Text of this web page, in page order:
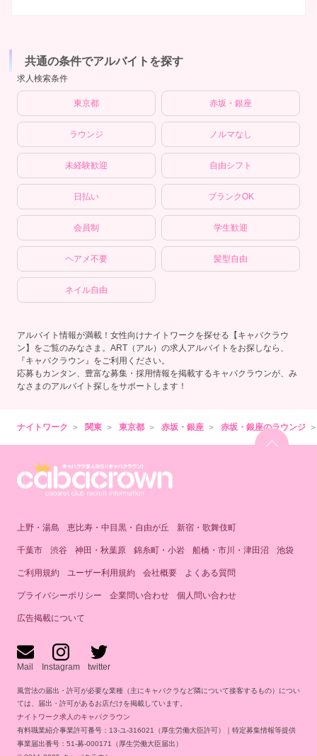
共通の条件でアルバイトを探す
求人検索条件
東京都 赤坂・銀座
ラウンジ ノルマなし
未経験歓迎 自由シフト
日払い ブランクOK
会員制 学生歓迎
ヘアメ不要 髪型自由
ネイル自由
アルバイト情報が満載！女性向けナイトワークを探せる【キャバクラウ
ン】をご覧のみなさま。ART（アル）の求人アルバイトをお探しなら、
『キャバクラウン』をご利用ください。
応募もカンタン、豊富な募集・採用情報を掲載するキャバクラウンが、み
なさまのアルバイト探しをサポートします！
ナイトワーク 関東 東京都 赤坂・銀座 赤坂・銀座のラウンジ
上野・湯島 恵比寿・中目黒・自由が丘 新宿・歌舞伎町
千葉市 渋谷 神田・秋葉原 錦糸町・小岩 船橋・市川・津田沼 池袋
ご利用規約 ユーザー利用規約 会社概要 よくある質問
プライバシーポリシー 企業問い合わせ 個人問い合わせ
広告掲載について
Mail Instagram twitter
風営法の届出・許可が必要な業種（主にキャバクラなど隣について接客するもの）につい
ては、届出・許可があるお店だけを掲載しています。
ナイトワーク求人のキャバクラウン
有料職業紹介事業許可番号：13-ユ-316021（厚生労働大臣許可）｜特定募集情報等提供
事業届出番号：51-募-000171（厚生労働大臣届出）